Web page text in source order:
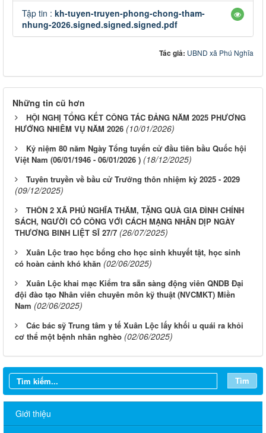
Tập tin : kh-tuyen-truyen-phong-chong-tham-
nhung-2026.signed.signed.signed.pdf
Tác giả: UBND xã Phú Nghĩa
Những tin cũ hơn
HỘI NGHỊ TỔNG KẾT CÔNG TÁC ĐẢNG NĂM 2025 PHƯƠNG
HƯỚNG NHIÊM VỤ NĂM 2026 (10/01/2026)
Kỷ niệm 80 năm Ngày Tổng tuyển cử đầu tiên bầu Quốc hội
Việt Nam (06/01/1946 - 06/01/2026 ) (18/12/2025)
Tuyên truyền về bầu cử Trưởng thôn nhiệm kỳ 2025 - 2029
(09/12/2025)
THÔN 2 XÃ PHÚ NGHĨA THĂM, TẶNG QUÀ GIA ĐÌNH CHÍNH
SÁCH, NGƯỜI CÓ CÔNG VỚI CÁCH MẠNG NHÂN DỊP NGÀY
THƯƠNG BINH LIỆT SĨ 27/7 (26/07/2025)
Xuân Lộc trao học bổng cho học sinh khuyết tật, học sinh
có hoàn cảnh khó khăn (02/06/2025)
Xuân Lộc khai mạc Kiểm tra sẵn sàng động viên QNDB Đại
đội đào tạo Nhân viên chuyên môn kỹ thuật (NVCMKT) Miền
Nam (02/06/2025)
Các bác sỹ Trung tâm y tế Xuân Lộc lấy khối u quái ra khỏi
cơ thể một bệnh nhân nghèo (02/06/2025)
Tìm
Giới thiệu